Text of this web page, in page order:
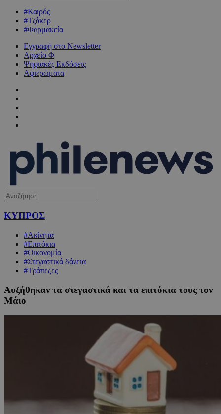
#Καιρός
#Τζόκερ
#Φαρμακεία
Εγγραφή στο Newsletter
Αρχείο Φ
Ψηφιακές Εκδόσεις
Αφιερώματα
ΚΥΠΡΟΣ
#Ακίνητα
#Επιτόκια
#Οικονομία
#Στεγαστικά δάνεια
#Τράπεζες
Αυξήθηκαν τα στεγαστικά και τα επιτόκια τους τον
Μάιο